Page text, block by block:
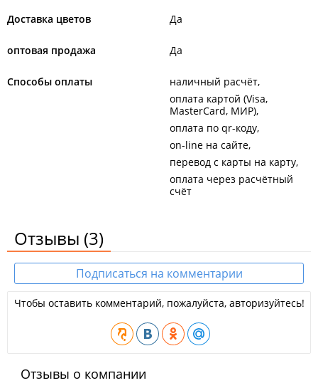
Доставка цветов Да
оптовая продажа Да
Способы оплаты
наличный расчёт
оплата картой (Visa,
MasterCard, МИР)
оплата по qr-коду
on-line на сайте
перевод с карты на карту
оплата через расчётный
счёт
Отзывы (3)
Подписаться на комментарии
Чтобы оставить комментарий, пожалуйста, авторизуйтесь!
Отзывы о компании